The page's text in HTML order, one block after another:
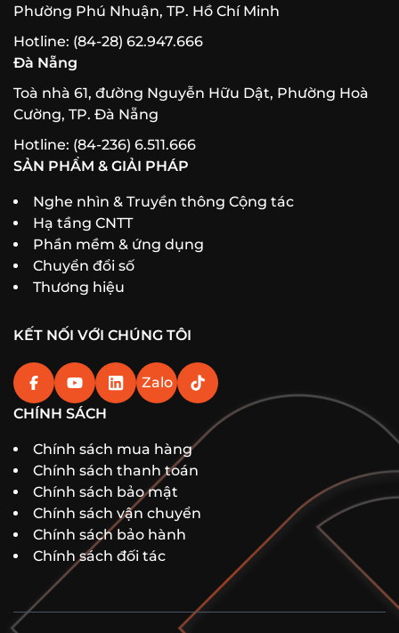
Phường Phú Nhuận, TP. Hồ Chí Minh
Hotline: (84-28) 62.947.666
Đà Nẵng
Toà nhà 61, đường Nguyễn Hữu Dật, Phường Hoà
Cường, TP. Đà Nẵng
Hotline: (84-236) 6.511.666
SẢN PHẨM & GIẢI PHÁP
Nghe nhìn & Truyền thông Cộng tác
Hạ tầng CNTT
Phần mềm & ứng dụng
Chuyển đổi số
Thương hiệu
KẾT NỐI VỚI CHÚNG TÔI
Zalo
CHÍNH SÁCH
Chính sách mua hàng
Chính sách thanh toán
Chính sách bảo mật
Chính sách vận chuyển
Chính sách bảo hành
Chính sách đối tác